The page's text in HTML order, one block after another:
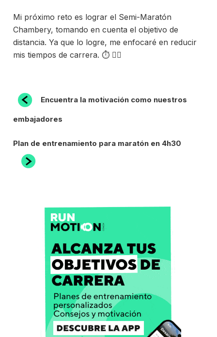
Mi próximo reto es lograr el Semi-Maratón
Chambery, tomando en cuenta el objetivo de
distancia. Ya que lo logre, me enfocaré en reducir
mis tiempos de carrera. ⏱ 🏃‍♀️
NAVEGACIÓN
DE
Entrada
anterior:
Encuentra la motivación como nuestros
embajadores
Siguiente
entrada
Plan de entrenamiento para maratón en 4h30